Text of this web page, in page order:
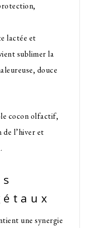
lactée et
sublimer la
douce
cocon olfactif,
l’hiver et
une synergie